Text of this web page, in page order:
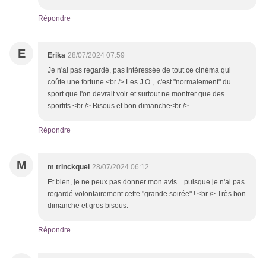
Répondre
E Erika 28/07/2024 07:59
Je n'ai pas regardé, pas intéressée de tout ce cinéma qui
coûte une fortune.<br /> Les J.O., c'est "normalement" du
sport que l'on devrait voir et surtout ne montrer que des
sportifs.<br /> Bisous et bon dimanche<br />
Répondre
M m trinckquel 28/07/2024 06:12
Et bien, je ne peux pas donner mon avis... puisque je n'ai pas
regardé volontairement cette "grande soirée" ! <br /> Très bon
dimanche et gros bisous.
Répondre